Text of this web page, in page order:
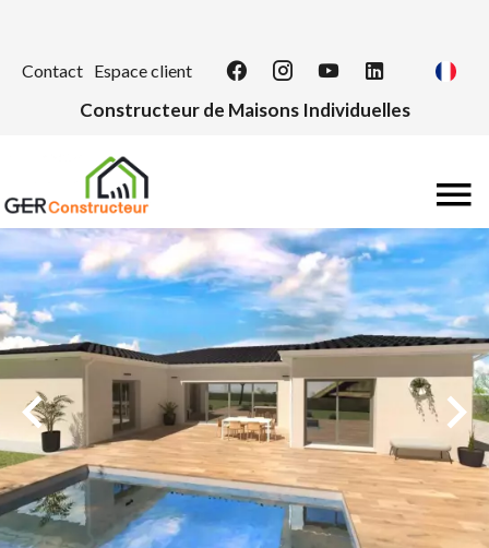
Contact Espace client
Constructeur de Maisons Individuelles